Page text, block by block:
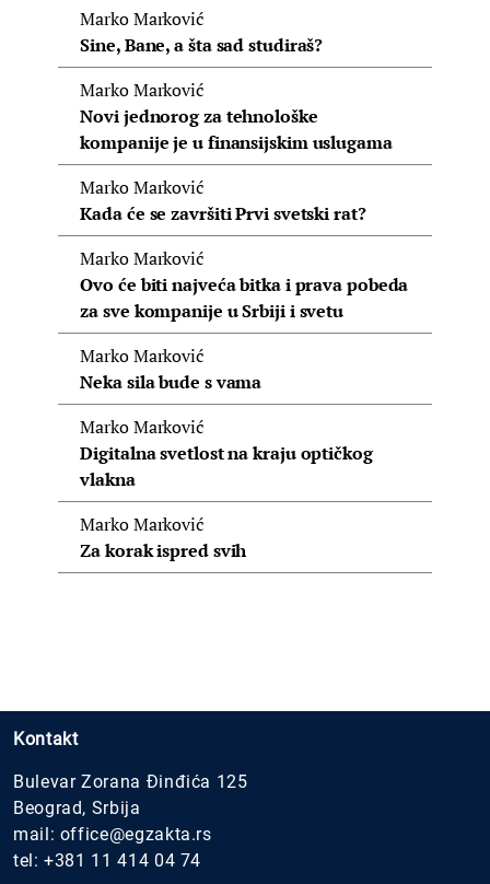
Marko Marković
Sine, Bane, a šta sad studiraš?
Marko Marković
Novi jednorog za tehnološke
kompanije je u finansijskim uslugama
Marko Marković
Kada će se završiti Prvi svetski rat?
Marko Marković
Ovo će biti najveća bitka i prava pobeda
za sve kompanije u Srbiji i svetu
Marko Marković
Neka sila bude s vama
Marko Marković
Digitalna svetlost na kraju optičkog
vlakna
Marko Marković
Za korak ispred svih
Kontakt
Bulevar Zorana Đinđića 125
Beograd, Srbija
mail: office@egzakta.rs
tel:+381 11 414 04 74